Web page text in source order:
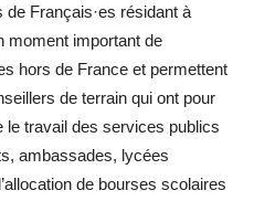
Français·es résidant à
moment important de
hors de France et permettent
de terrain qui ont pour
le travail des services publics
ambassades, lycées
de bourses scolaires